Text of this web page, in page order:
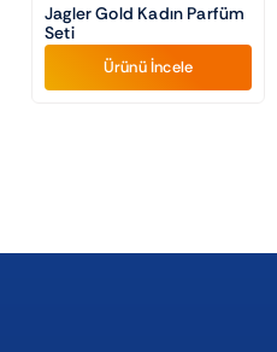
Jagler Gold Kadın Parfüm
Seti
Ürünü İncele